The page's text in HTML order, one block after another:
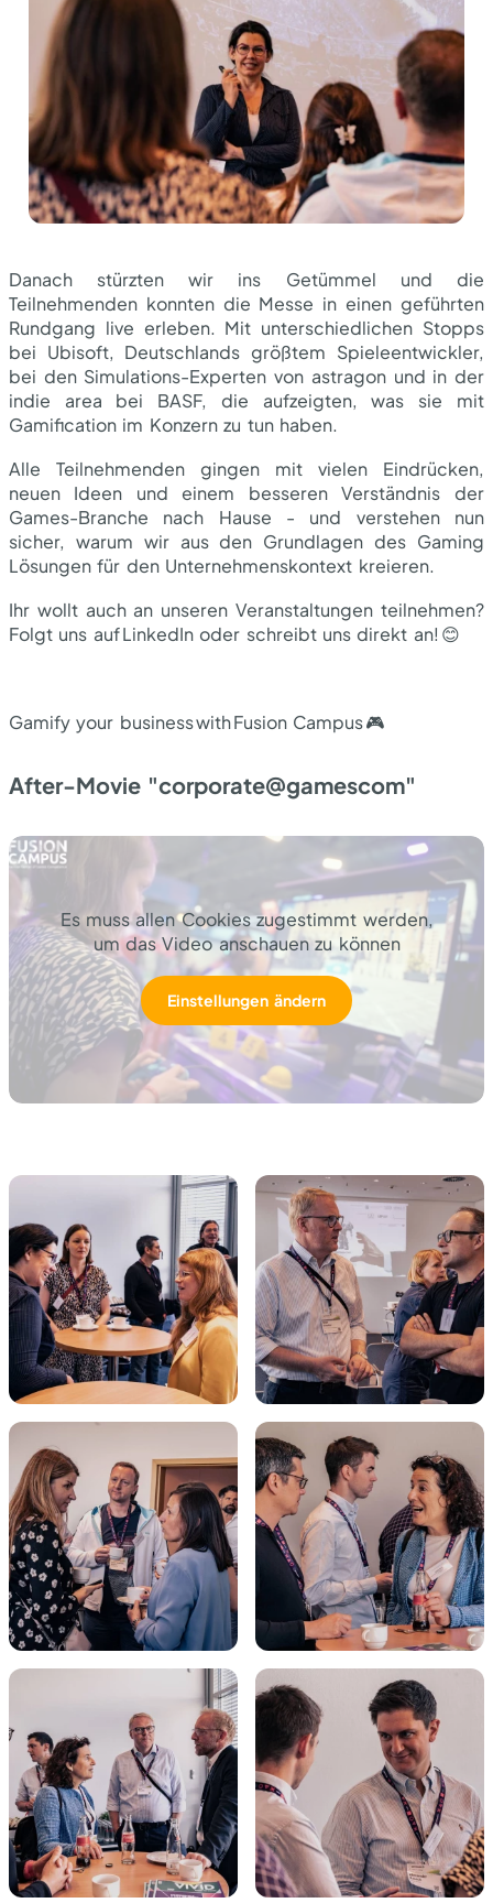
Danach stürzten wir ins Getümmel und die
Teilnehmenden konnten die Messe in einen geführten
Rundgang live erleben. Mit unterschiedlichen Stopps
bei Ubisoft, Deutschlands größtem Spieleentwickler,
bei den Simulations-Experten von astragon und in der
indie area bei BASF, die aufzeigten, was sie mit
Gamification im Konzern zu tun haben.
Alle Teilnehmenden gingen mit vielen Eindrücken,
neuen Ideen und einem besseren Verständnis der
Games-Branche nach Hause - und verstehen nun
sicher, warum wir aus den Grundlagen des Gaming
Lösungen für den Unternehmenskontext kreieren.
Ihr wollt auch an unseren Veranstaltungen teilnehmen?
Folgt uns auf LinkedIn oder schreibt uns direkt an! 😊
Gamify your business with Fusion Campus 🎮
After-Movie "corporate@gamescom"
Es muss allen Cookies zugestimmt werden,
um das Video anschauen zu können
Einstellungen ändern